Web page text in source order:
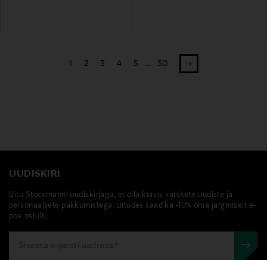
1 2 3 4 5 ... 30
UUDISKIRI
Liitu Stockmanni uudiskirjaga, et olla kursis värskete uudiste ja
personaalsete pakkumistega. Liitudes saad ka -10% oma järgmiselt e-
poe ostult.